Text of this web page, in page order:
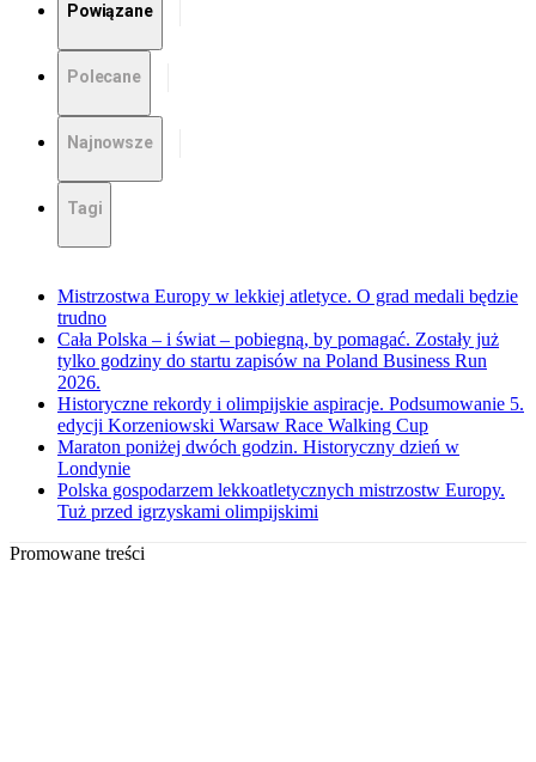
Powiązane
Polecane
Najnowsze
Tagi
Mistrzostwa Europy w lekkiej atletyce. O grad medali będzie
trudno
Cała Polska – i świat – pobiegną, by pomagać. Zostały już
tylko godziny do startu zapisów na Poland Business Run
2026.
Historyczne rekordy i olimpijskie aspiracje. Podsumowanie 5.
edycji Korzeniowski Warsaw Race Walking Cup
Maraton poniżej dwóch godzin. Historyczny dzień w
Londynie
Polska gospodarzem lekkoatletycznych mistrzostw Europy.
Tuż przed igrzyskami olimpijskimi
Promowane treści